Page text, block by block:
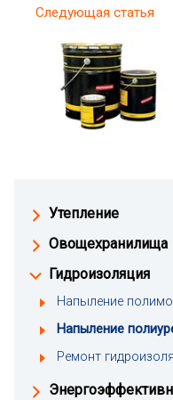
Утепление
Овощехранилища
Гидроизоляция
Напыление
Напыление
Ремонт
Следующая статья